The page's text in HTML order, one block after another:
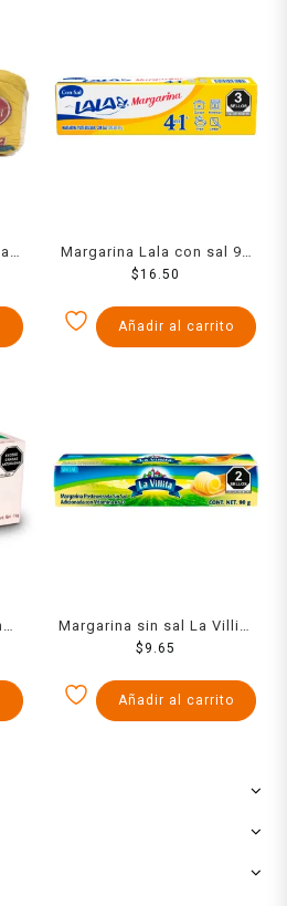
Margarina Lala con sal 90
g
$16.50
Añadir al carrito
Margarina sin sal La Villita
en barra 90 g
$ 9.65
Añadir al carrito